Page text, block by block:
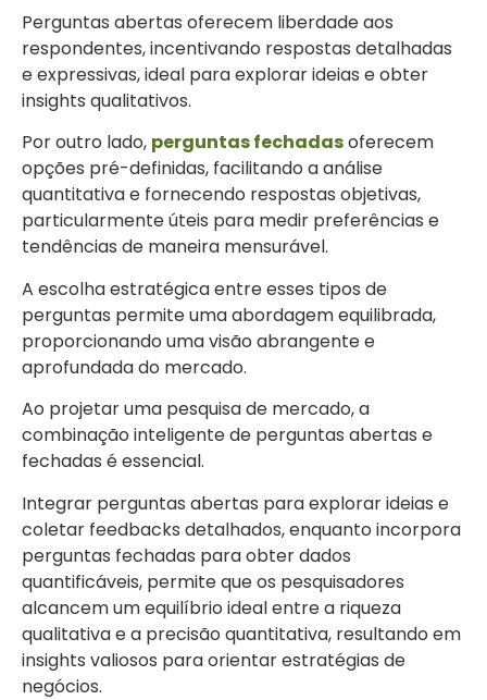
Perguntas abertas oferecem liberdade aos
respondentes, incentivando respostas detalhadas
e expressivas, ideal para explorar ideias e obter
insights qualitativos.
Por outro lado, perguntas fechadasoferecem
opções pré-definidas, facilitando a análise
quantitativa e fornecendo respostas objetivas,
particularmente úteis para medir preferências e
tendências de maneira mensurável.
A escolha estratégica entre esses tipos de
perguntas permite uma abordagem equilibrada,
proporcionando uma visão abrangente e
aprofundada do mercado.
Ao projetar uma pesquisa de mercado, a
combinação inteligente de perguntas abertas e
fechadas é essencial.
Integrar perguntas abertas para explorar ideias e
coletar feedbacks detalhados, enquanto incorpora
perguntas fechadas para obter dados
quantificáveis, permite que os pesquisadores
alcancem um equilíbrio ideal entre a riqueza
qualitativa e a precisão quantitativa, resultando em
insights valiosos para orientar estratégias de
negócios.